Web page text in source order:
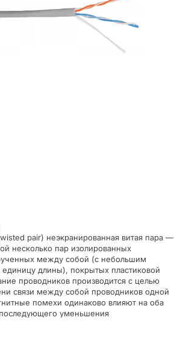
pair) неэкранированная витая пара —
несколько пар изолированных
между собой (с небольшим
единицу длины), покрытых пластиковой
проводников производится с целью
связи между собой проводников одной
помехи одинаково влияют на оба
уменьшения
при передаче дифференциальных